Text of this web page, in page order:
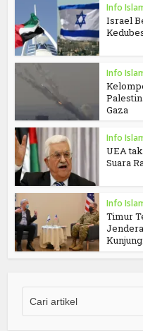
Info
Israel
Info
Gaza
Info
UEA
Suara
Info
Timur